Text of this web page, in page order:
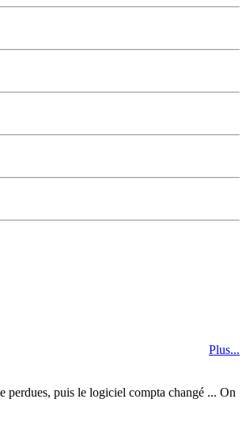
Plus...
perdues, puis le logiciel compta changé ... On